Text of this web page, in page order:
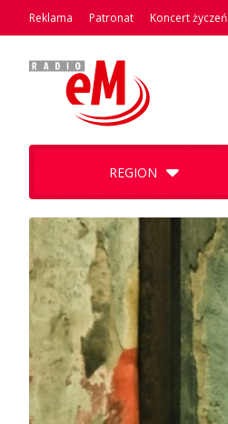
Reklama Patronat Koncert życzeń
REGION